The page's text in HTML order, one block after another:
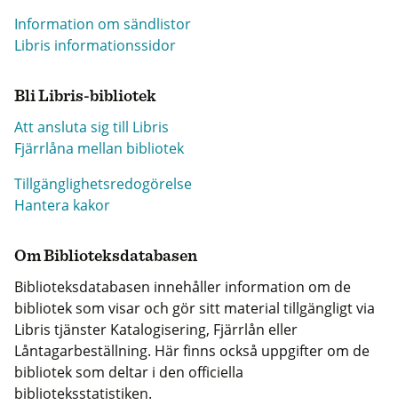
Information om sändlistor
Libris informationssidor
Bli Libris-bibliotek
Att ansluta sig till Libris
Fjärrlåna mellan bibliotek
Tillgänglighetsredogörelse
Hantera kakor
Om Biblioteksdatabasen
Biblioteksdatabasen innehåller information om de
bibliotek som visar och gör sitt material tillgängligt via
Libris tjänster Katalogisering, Fjärrlån eller
Låntagarbeställning. Här finns också uppgifter om de
bibliotek som deltar i den officiella
biblioteksstatistiken.